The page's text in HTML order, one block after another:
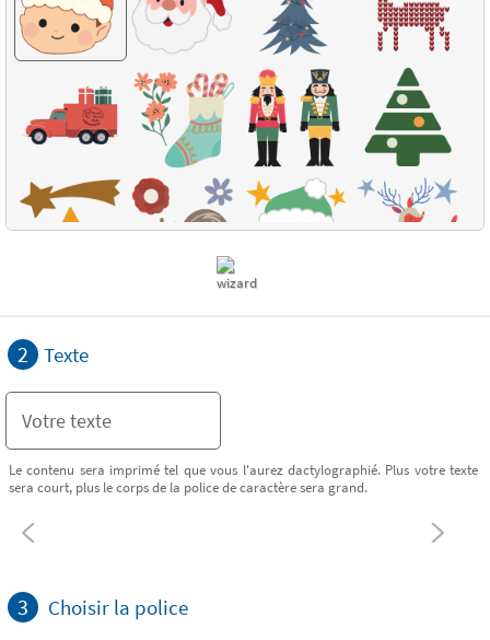
2 Texte
Le contenu sera imprimé tel que vous l'aurez dactylographié. Plus votre texte
sera court, plus le corps de la police de caractère sera grand.
3 Choisir la police